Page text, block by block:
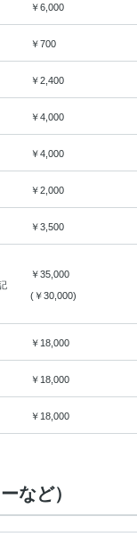
￥6,000
￥700
￥2,400
￥4,000
￥4,000
￥2,000
￥3,500
￥35,000
(￥30,000)
￥18,000
￥18,000
￥18,000
など）